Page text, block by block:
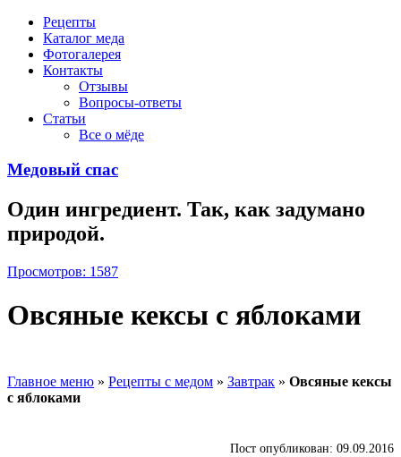
Рецепты
Каталог меда
Фотогалерея
Контакты
Отзывы
Вопросы-ответы
Статьи
Все о мёде
Медовый спас
Один ингредиент. Так, как задумано
природой.
Просмотров: 1587
Овсяные кексы с яблоками
Главное меню » Рецепты с медом » Завтрак » Овсяные кексы
с яблоками
Пост опубликован: 09.09.2016